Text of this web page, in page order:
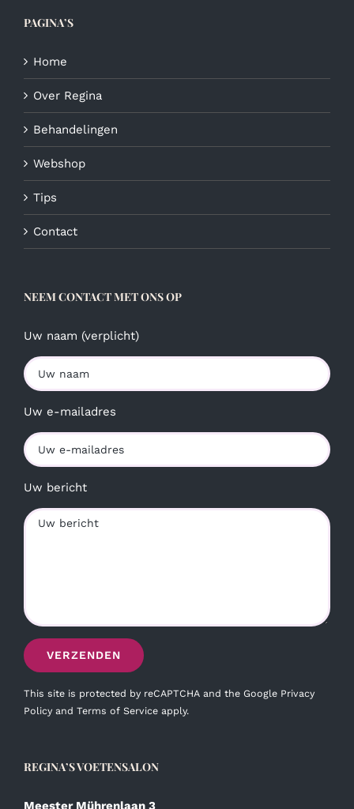
PAGINA’S
Home
Over Regina
Behandelingen
Webshop
Tips
Contact
NEEM CONTACT MET ONS OP
Uw naam (verplicht)
Uw e-mailadres
Uw bericht
This site is protected by reCAPTCHA and the Google Privacy
Policy and Terms of Service apply.
REGINA’S VOETENSALON
Meester Mührenlaan 3